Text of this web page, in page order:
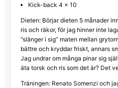
Kick-back 4 x 10
Dieten: Börjar dieten 5 månader
ris och räkor, för jag hinner inte
”slänger i sig” maten mellan
bättre och kryddar friskt, annars
Jag undrar om många pinar sig
äta torsk och ris som det är? Det
Träningen: Renato Somenzi och